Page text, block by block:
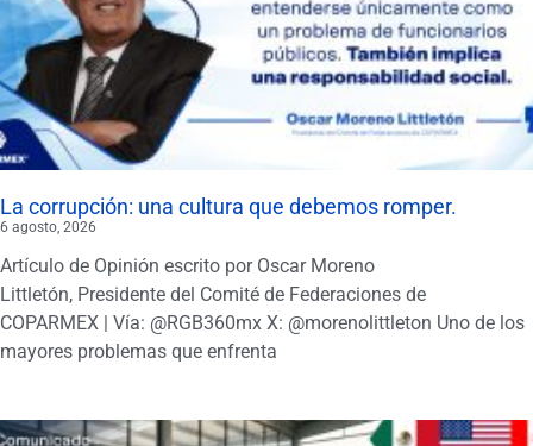
La corrupción: una cultura que debemos romper.
6 agosto, 2026
Artículo de Opinión escrito por Oscar Moreno
Littletón, Presidente del Comité de Federaciones de
COPARMEX | Vía: @RGB360mx X: @morenolittleton Uno de los
mayores problemas que enfrenta